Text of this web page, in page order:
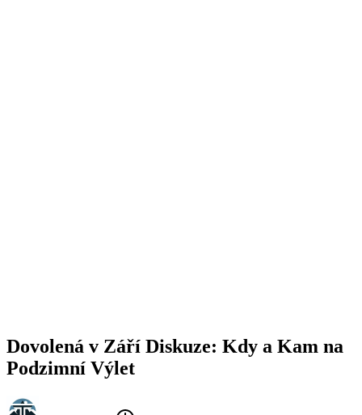
Dovolená v Září Diskuze: Kdy a Kam na
Podzimní Výlet